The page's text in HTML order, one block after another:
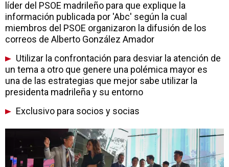
líder del PSOE madrileño para que explique la
información publicada por 'Abc' según la cual
miembros del PSOE organizaron la difusión de los
correos de Alberto González Amador
Utilizar la confrontación para desviar la atención de
un tema a otro que genere una polémica mayor es
una de las estrategias que mejor sabe utilizar la
presidenta madrileña y su entorno
Exclusivo para socios y socias